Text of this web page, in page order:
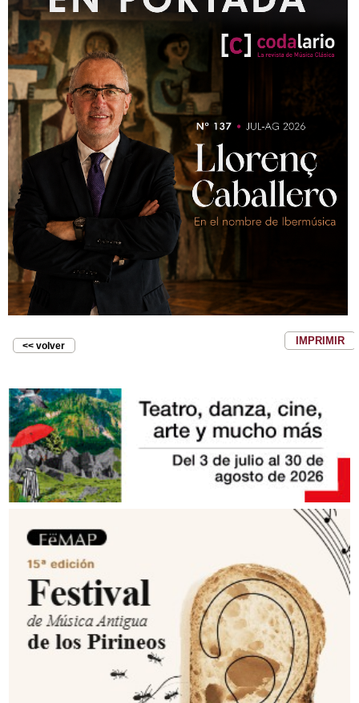
<< volver IMPRIMIR